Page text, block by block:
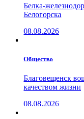
Белка-
Белогорска
08.08.2026
Общество
Благовещенск
качеством жизни
08.08.2026